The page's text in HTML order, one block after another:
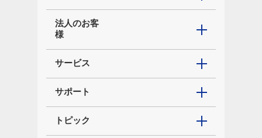
法人のお客
様
サービス
サポート
トピック